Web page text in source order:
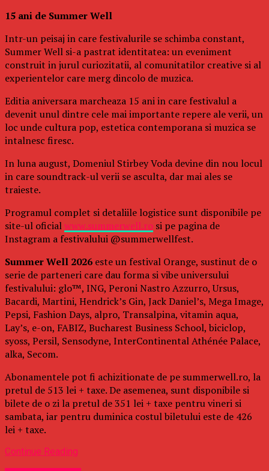
15 ani de Summer Well
Intr-un peisaj in care festivalurile se schimba constant,
Summer Well si-a pastrat identitatea: un eveniment
construit in jurul curiozitatii, al comunitatilor creative si al
experientelor care merg dincolo de muzica.
Editia aniversara marcheaza 15 ani in care festivalul a
devenit unul dintre cele mai importante repere ale verii, un
loc unde cultura pop, estetica contemporana si muzica se
intalnesc firesc.
In luna august, Domeniul Stirbey Voda devine din nou locul
in care soundtrack-ul verii se asculta, dar mai ales se
traieste.
Programul complet si detaliile logistice sunt disponibile pe
site-ul oficialwww.summerwell.ro si pe pagina de
Instagram a festivalului @summerwellfest.
Summer Well 2026 este un festival Orange, sustinut de o
serie de parteneri care dau forma si vibe universului
festivalului: glo™, ING, Peroni Nastro Azzurro, Ursus,
Bacardi, Martini, Hendrick’s Gin, Jack Daniel’s, Mega Image,
Pepsi, Fashion Days, alpro, Transalpina, vitamin aqua,
Lay’s, e-on, FABIZ, Bucharest Business School, biciclop,
syoss, Persil, Sensodyne, InterContinental Athénée Palace,
alka, Secom.
Abonamentele pot fi achizitionate de pe summerwell.ro, la
pretul de 513 lei + taxe. De asemenea, sunt disponibile si
bilete de o zi la pretul de 351 lei + taxe pentru vineri si
sambata, iar pentru duminica costul biletului este de 426
lei + taxe.
Continue Reading